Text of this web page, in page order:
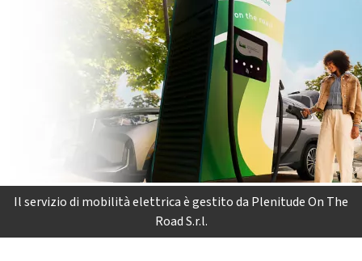
Il servizio di mobilità elettrica è gestito da Plenitude On The
Road S.r.l.